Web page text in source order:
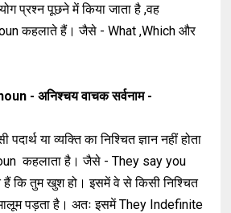
प्रश्न पूछने में किया जाता है ,वह
कहलाते हैं। जैसे - What ,Which और
- अनिश्चय वाचक सर्वनाम -
या व्यक्ति का निश्चित ज्ञान नहीं होता
कहलाता है। जैसे - They say you
कि तुम खुश हो। इसमें वे से किसी निश्चित
मालूम पड़ता है। अतः इसमें They Indefinite